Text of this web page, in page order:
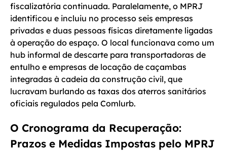
fiscalizatória continuada. Paralelamente, o MPRJ
identificou e incluiu no processo seis empresas
privadas e duas pessoas físicas diretamente ligadas
à operação do espaço. O local funcionava como um
hub informal de descarte para transportadoras de
entulho e empresas de locação de caçambas
integradas à cadeia da construção civil, que
lucravam burlando as taxas dos aterros sanitários
oficiais regulados pela Comlurb.
O Cronograma da Recuperação:
Prazos e Medidas Impostas pelo MPRJ